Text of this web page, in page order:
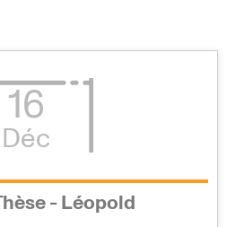
16
Déc
- Léopold